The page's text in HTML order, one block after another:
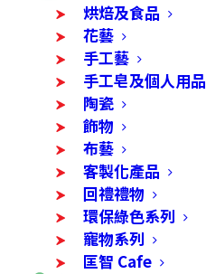
烘焙及食品
花藝
手工藝
手工皂及個人用品
陶瓷
飾物
布藝
客製化產品
回禮禮物
環保綠色系列
寵物系列
匡智 Cafe